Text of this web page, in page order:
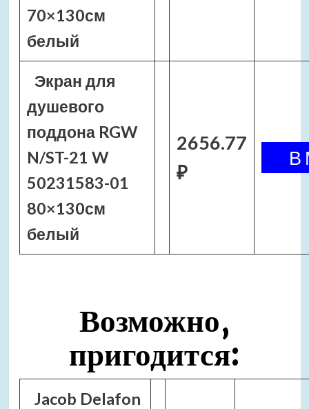
70×130см
белый
Экран для
душевого
поддона RGW
N/ST-21 W
50231583-01
80×130см
белый
2656.77
₽
Возможно,
пригодится:
Jacob Delafon